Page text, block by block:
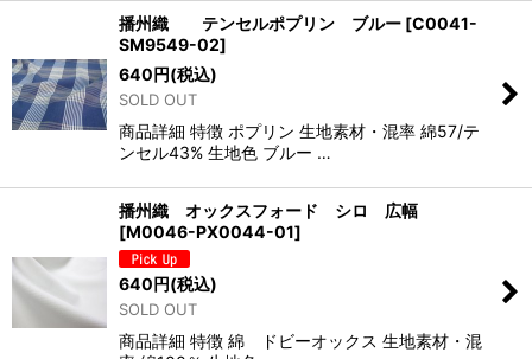
播州織 テンセルポプリン ブルー [C0041-
SM9549-02]
640円(税込)
SOLD OUT
商品詳細 特徴 ポプリン 生地素材・混率 綿57/テ
ンセル43% 生地色 ブルー …
播州織 オックスフォード シロ 広幅
[M0046-PX0044-01]
640円(税込)
SOLD OUT
商品詳細 特徴 綿 ドビーオックス 生地素材・混